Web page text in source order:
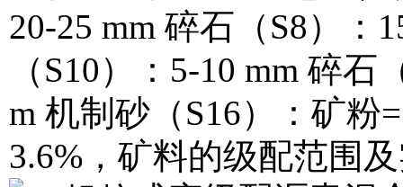
20-25 mm 碎石（S8）：
（S10）：5-10 mm 碎
m 机制砂（S16）：矿粉
3.6%，矿料的级配范围